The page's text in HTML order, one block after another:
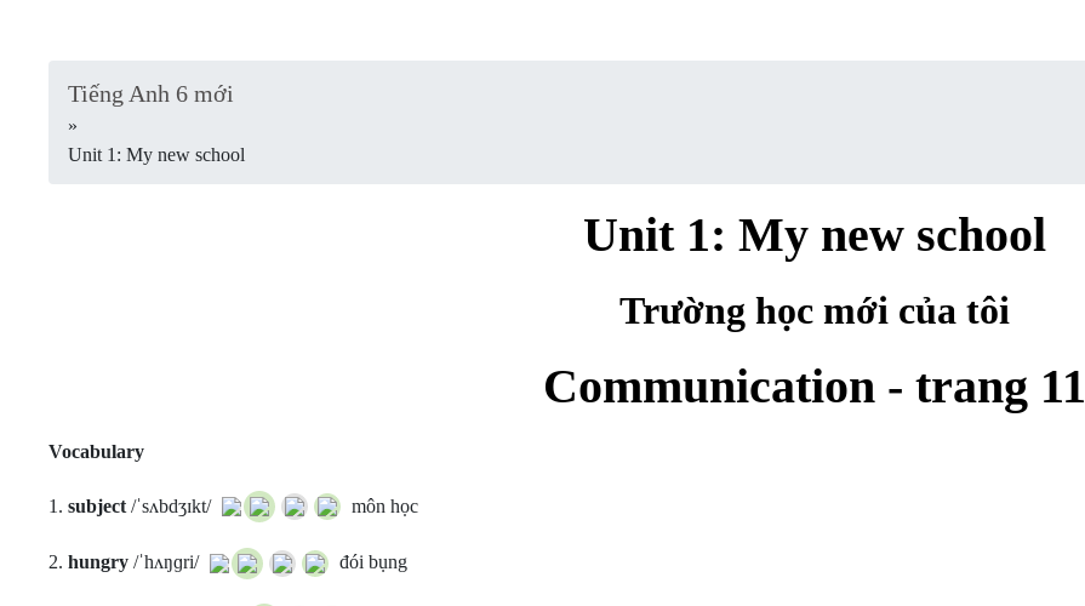
Tiếng Anh 6 mới
»
Unit 1: My new school
Unit 1: My new school
Trường học mới của tôi
Communication - trang 11
Vocabulary
1.subject /ˈsʌbdʒɪkt/ môn học
2.hungry /ˈhʌŋɡri/ đói bụng